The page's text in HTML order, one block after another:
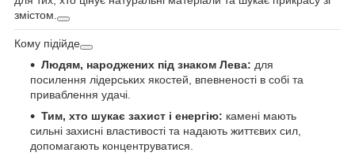
змістом.
Кому підійде
Людям, народжених під знаком Лева: для
посилення лідерських якостей, впевненості в собі та
приваблення удачі.
Тим, хто шукає захист і енергію: камені мають
сильні захисні властивості та надають життєвих сил,
допомагають концентруватися.